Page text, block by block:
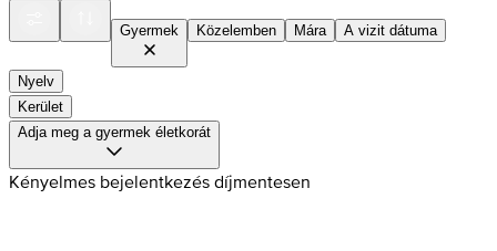
Gyermek Közelemben Mára A vizit dátuma
Nyelv
Kerület
Adja meg a gyermek életkorát
Kényelmes bejelentkezés díjmentesen